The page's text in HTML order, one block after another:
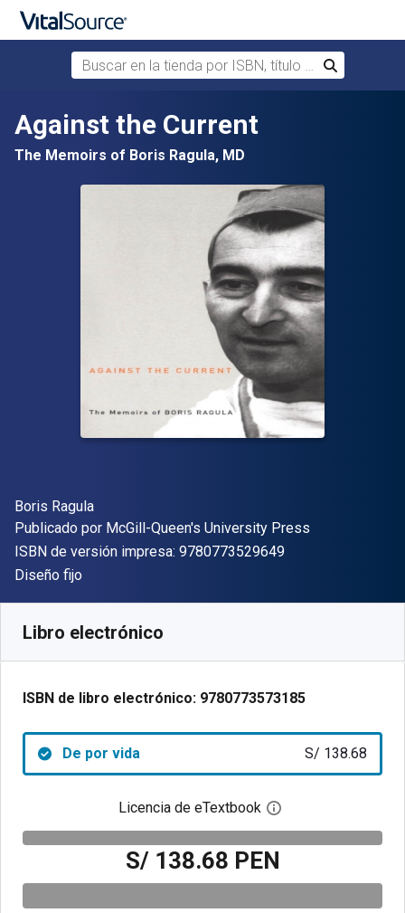
Saltar al contenido principal
Buscar en la tienda por ISBN, título o autor
Buscar
Against the Current
The Memoirs of Boris Ragula, MD
Autor(es)
Boris Ragula
Editor
Publicado por McGill-Queen's University Press
ISBN de versión impresa: 9780773529649"ISBN-13
Formato
Diseño fijo
Libro electrónico
ISBN de libro electrónico: 9780773573185
De por vida S/ 138.68
Licencia de eTextbook Abre el cuadro de
S/ 138.68 PEN